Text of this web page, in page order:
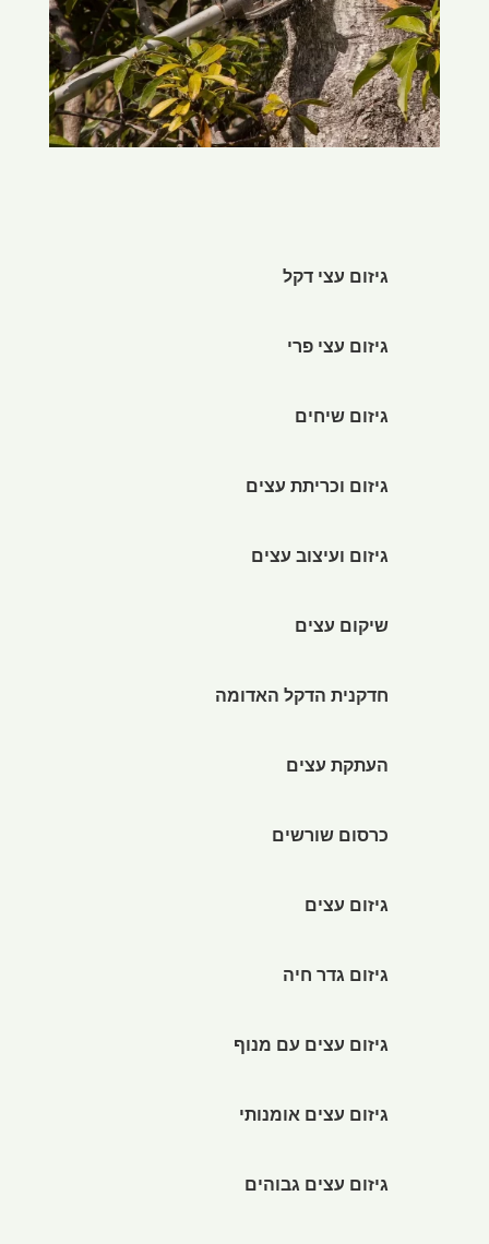
גיזום עצי דקל
גיזום עצי פרי
גיזום שיחים
גיזום וכריתת עצים
גיזום ועיצוב עצים
שיקום עצים
חדקנית הדקל האדומה
העתקת עצים
כרסום שורשים
גיזום עצים
גיזום גדר חיה
גיזום עצים עם מנוף
גיזום עצים אומנותי
גיזום עצים גבוהים